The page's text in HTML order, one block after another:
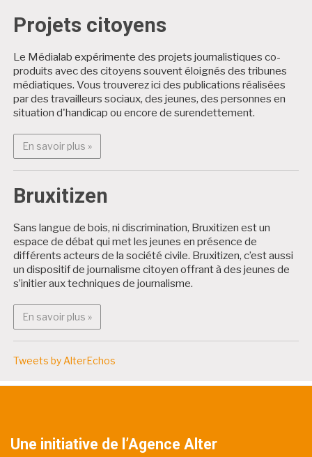
Projets citoyens
Le Médialab expérimente des projets journalistiques co-
produits avec des citoyens souvent éloignés des tribunes
médiatiques. Vous trouverez ici des publications réalisées
par des travailleurs sociaux, des jeunes, des personnes en
situation d'handicap ou encore de surendettement.
En savoir plus »En savoir plus : Projets citoyens
Bruxitizen
Sans langue de bois, ni discrimination, Bruxitizen est un
espace de débat qui met les jeunes en présence de
différents acteurs de la société civile. Bruxitizen, c’est aussi
un dispositif de journalisme citoyen offrant à des jeunes de
s’initier aux techniques de journalisme.
En savoir plus »En savoir plus : Bruxitizen
Tweets by AlterEchos
Une initiative de l’Agence Alter